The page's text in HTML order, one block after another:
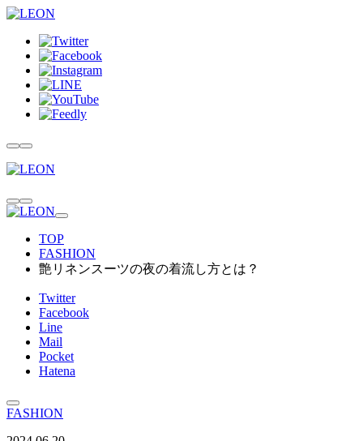
TOP
FASHION
艶リネンスーツの夜の着流し方とは？
Twitter
Facebook
Line
Mail
Pocket
Hatena
FASHION